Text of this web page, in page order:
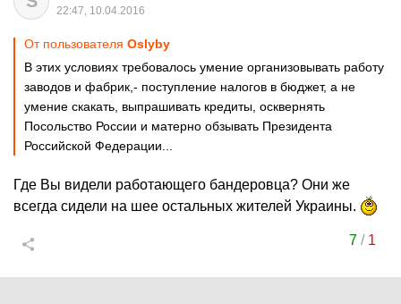
22:47, 10.04.2016
От пользователя Oslyby
В этих условиях требовалось умение организовывать работу
заводов и фабрик,- поступление налогов в бюджет, а не
умение скакать, выпрашивать кредиты, осквернять
Посольство России и матерно обзывать Президента
Российской Федерации...
Где Вы видели работающего бандеровца? Они же
всегда сидели на шее остальных жителей Украины.
7/ 1